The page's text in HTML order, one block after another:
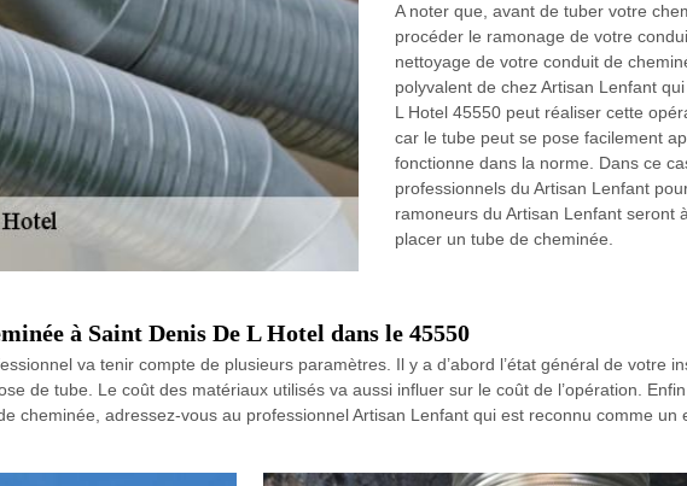
A noter que, avant de tuber votre
procéder le ramonage de votre
nettoyage de votre conduit de
polyvalent de chez Artisan Lenfant
L Hotel 45550 peut réaliser cette
car le tube peut se pose facilement
fonctionne dans la norme. Dans ce
professionnels du Artisan Lenfant
ramoneurs du Artisan Lenfant seront
placer un tube de cheminée.
à Saint Denis De L Hotel dans le 45550
va tenir compte de plusieurs paramètres. Il y a d’abord l’état général de votre
de tube. Le coût des matériaux utilisés va aussi influer sur le coût de l’opération.
cheminée, adressez-vous au professionnel Artisan Lenfant qui est reconnu comme un